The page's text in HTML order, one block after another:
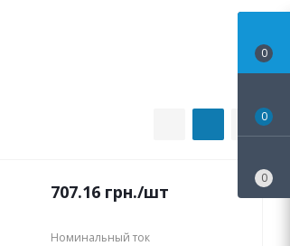
707.16 грн./шт
Номинальный ток
0
0
0